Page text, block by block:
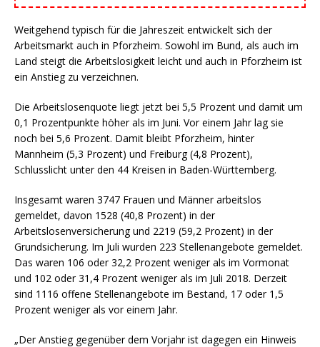
Weitgehend typisch für die Jahreszeit entwickelt sich der
Arbeitsmarkt auch in Pforzheim. Sowohl im Bund, als auch im
Land steigt die Arbeitslosigkeit leicht und auch in Pforzheim ist
ein Anstieg zu verzeichnen.
Die Arbeitslosenquote liegt jetzt bei 5,5 Prozent und damit um
0,1 Prozentpunkte höher als im Juni. Vor einem Jahr lag sie
noch bei 5,6 Prozent. Damit bleibt Pforzheim, hinter
Mannheim (5,3 Prozent) und Freiburg (4,8 Prozent),
Schlusslicht unter den 44 Kreisen in Baden-Württemberg.
Insgesamt waren 3747 Frauen und Männer arbeitslos
gemeldet, davon 1528 (40,8 Prozent) in der
Arbeitslosenversicherung und 2219 (59,2 Prozent) in der
Grundsicherung. Im Juli wurden 223 Stellenangebote gemeldet.
Das waren 106 oder 32,2 Prozent weniger als im Vormonat
und 102 oder 31,4 Prozent weniger als im Juli 2018. Derzeit
sind 1116 offene Stellenangebote im Bestand, 17 oder 1,5
Prozent weniger als vor einem Jahr.
„Der Anstieg gegenüber dem Vorjahr ist dagegen ein Hinweis